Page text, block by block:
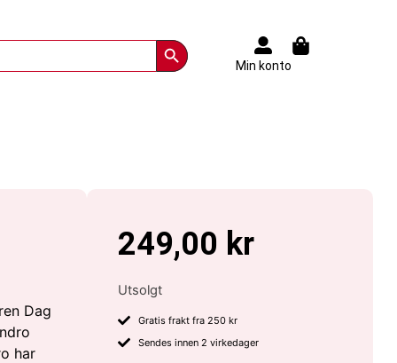
Search Button
Min konto
Dag
har
249,00 kr
Utsolgt
Gratis frakt fra 250 kr
Sendes innen 2 virkedager